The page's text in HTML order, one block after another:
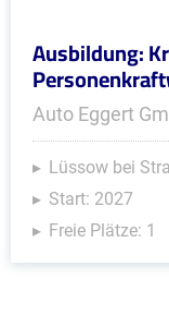
Ausbildung:
Auto Eggert
Lüssow bei
Start: 2027
Freie Plätze: 1